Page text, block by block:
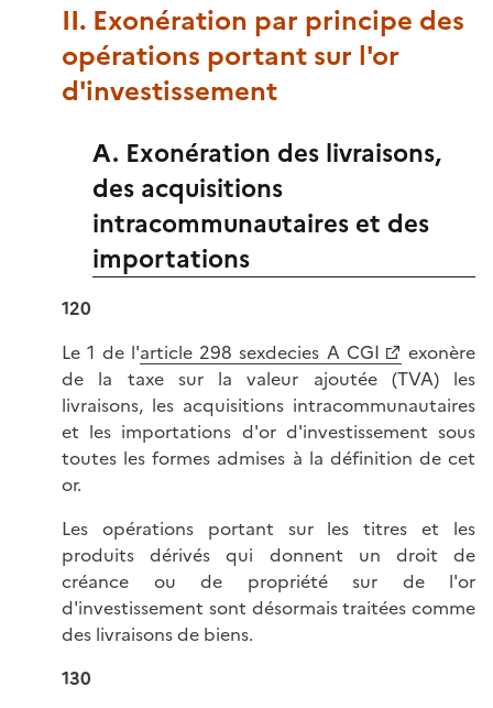
II. Exonération par principe des
opérations portant sur l'or
d'investissement
A. Exonération des livraisons,
des acquisitions
intracommunautaires et des
importations
120
Le 1 de l'article 298 sexdecies A CGI
exonère
de la taxe sur la valeur ajoutée (TVA) les
livraisons, les acquisitions intracommunautaires
et les importations d'or d'investissement sous
toutes les formes admises à la définition de cet
or.
Les opérations portant sur les titres et les
produits dérivés qui donnent un droit de
créance ou de propriété sur de l'or
d'investissement sont désormais traitées comme
des livraisons de biens.
130